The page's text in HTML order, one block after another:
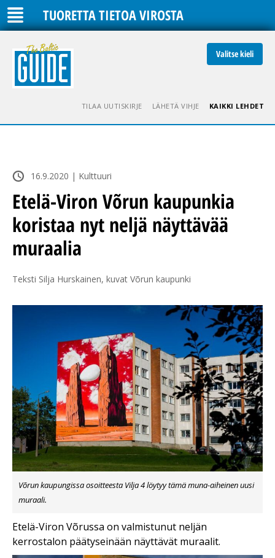
TUORETTA TIETOA VIROSTA
Valitse kieli
TILAA UUTISKIRJE LÄHETÄ VIHJE KAIKKI LEHDET
16.9.2020 | Kulttuuri
Etelä-Viron Võrun kaupunkia
koristaa nyt neljä näyttävää
muraalia
Teksti Silja Hurskainen, kuvat Võrun kaupunki
Võrun kaupungissa osoitteesta Vilja 4 löytyy tämä muna-aiheinen uusi
muraali.
Etelä-Viron Võrussa on valmistunut neljän
kerrostalon päätyseinään näyttävät muraalit.